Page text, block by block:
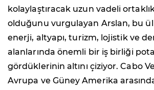
kolaylaştıracak uzun vadeli
olduğunu vurgulayan Arslan, bu
enerji, altyapı, turizm, lojistik ve
alanlarında önemli bir iş birliği
gördüklerinin altını çiziyor. Cabo
Avrupa ve Güney Amerika